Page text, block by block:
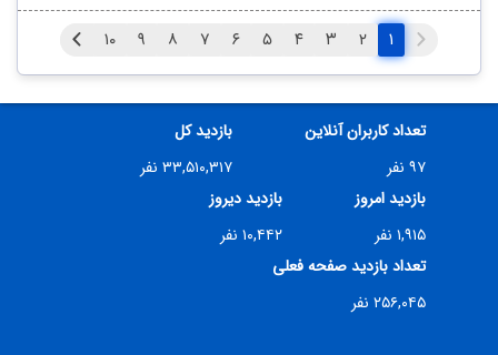
۱
تعداد کاربران آنلاین
۹۷ نفر
بازدید کل
۳۳,۵۱۰,۳۱۷ نفر
بازدید امروز
۱,۹۱۵ نفر
بازدید دیروز
۱۰,۴۴۲ نفر
تعداد بازدید صفحه فعلی
۲۵۶,۰۴۵ نفر